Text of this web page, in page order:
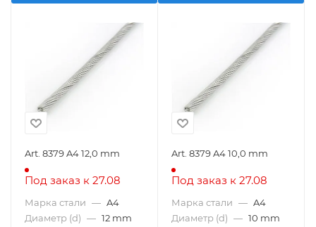
Art. 8379 A4 12,0 mm
Под заказ к 27.08
Марка стали — A4
Диаметр (d) — 12 mm
Art. 8379 A4 10,0 mm
Под заказ к 27.08
Марка стали — A4
Диаметр (d) — 10 mm